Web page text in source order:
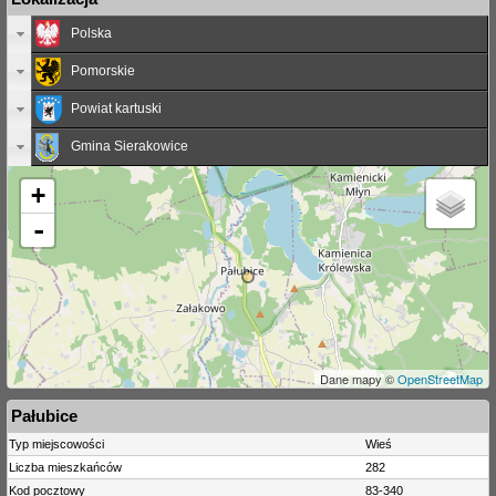
Polska
Pomorskie
Powiat kartuski
Gmina Sierakowice
+
-
Dane mapy ©OpenStreetMap
Pałubice
Typ miejscowości
Wieś
Liczba mieszkańców
282
Kod pocztowy
83-340